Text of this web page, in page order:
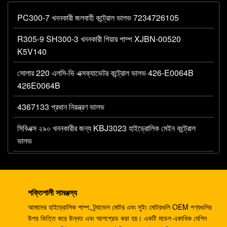
PC300-7 খননকারী জলবাহী কন্ট্রোল ভালভ 7234726105
R305-9 SH300-3 খননকারী গিয়ার পাম্প XJBN-00520
K5V140
সোলার 220 এলসি-ভি এক্সক্যাভেটর কন্ট্রোল ভালভ 426-E0064B
426E0064B
4367133 প্রধান নিয়ন্ত্রণ ভালভ
সিবিএক্স ২৯০ খননকারীর জন্য KBJ3023 হাইড্রোলিক মেইন কন্ট্রোল
ভালভ
708-1W-00042 খননকারীর PC60 7 PC75 জন্য হাইড্রোলিক
গিয়ার পাম্প
শক্তিশালী সামঞ্জস্য
আমাদের হাইড্রোলিক পাম্প, ট্র্যাভেল মোটর এবং সুইং মোটরগুলি OEM পণ্যগুলির
উপর ভিত্তি করে উন্নত এবং আপগ্রেড করা হয়। একটি মডেল একাধিক মেশিন